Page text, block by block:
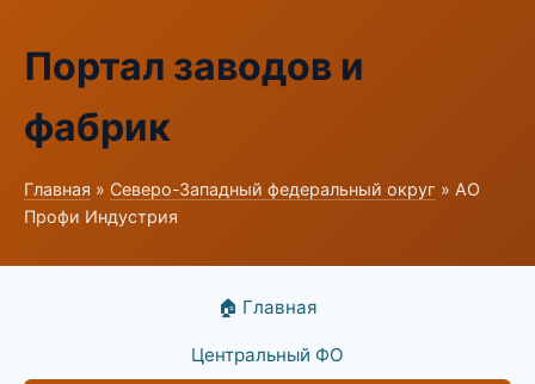
Портал заводов и
фабрик
Главная » Северо-Западный федеральный округ » АО
Профи Индустрия
🏠 Главная
Центральный ФО